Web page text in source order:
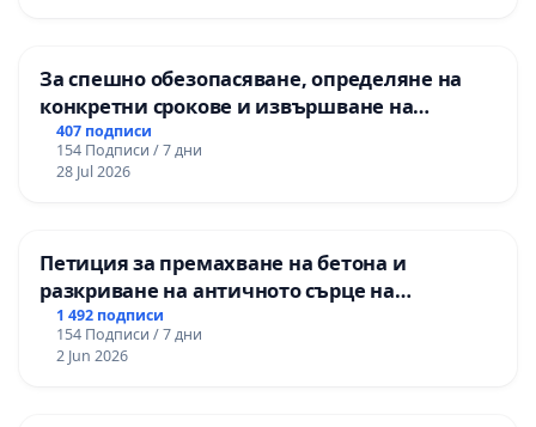
За спешно обезопасяване, определяне на
конкретни срокове и извършване на
цялостна рехабилитация на
републиканския път между пътен възел АМ
„Тракия“ - гр. Ихтиман - с. Мирово - к.к.
407 подписи
154 Подписи / 7 дни
28 Jul 2026
Петиция за премахване на бетона и
разкриване на античното сърце на
Могиланската могила във Враца
1 492 подписи
154 Подписи / 7 дни
2 Jun 2026